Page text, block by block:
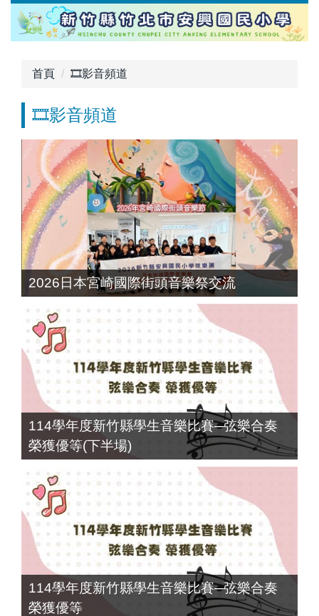
主
首頁 🎞️影音頻道
🎞️影音頻道
2026日本宮崎國際街頭音樂祭交流
114學年度新竹縣學生音樂比賽─弦樂合奏
榮獲優等(下半場)
114學年度新竹縣學生音樂比賽─弦樂合奏
榮獲優等